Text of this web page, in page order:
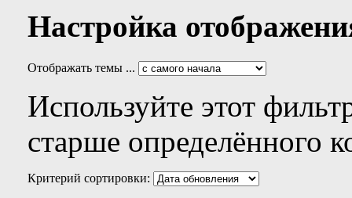
Настройка
Отображать темы ...
Используйте этот
старше определённого
Критерий сортировки: